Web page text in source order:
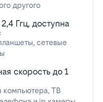
другого
Ггц, доступна
сетевые
скорость до 1
компьютера, ТВ